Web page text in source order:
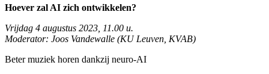
Hoever zal AI zich ontwikkelen?
Vrijdag 4 augustus 2023, 11.00 u.
Moderator: Joos Vandewalle (KU Leuven, KVAB)
Beter muziek horen dankzij neuro-AI